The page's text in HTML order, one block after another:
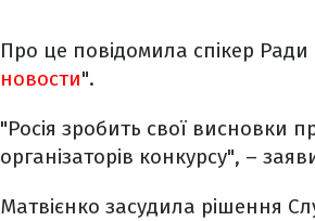
Про це повідомила спікер
новости".
"Росія зробить свої висновки
організаторів конкурсу", –
Матвієнко засудила рішення